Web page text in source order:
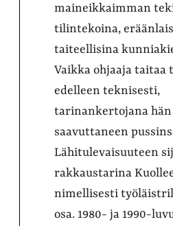
maineikkaimman
tilintekoina,
taiteellisina
Vaikka ohjaaja taitaa
edelleen teknisesti,
tarinankertojana
saavuttaneen
Lähitulevaisuuteen
rakkaustarina
nimellisesti
osa. 1980- ja 1990-